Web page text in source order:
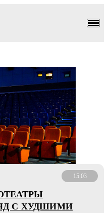
15.03
С ХУДШИМИ